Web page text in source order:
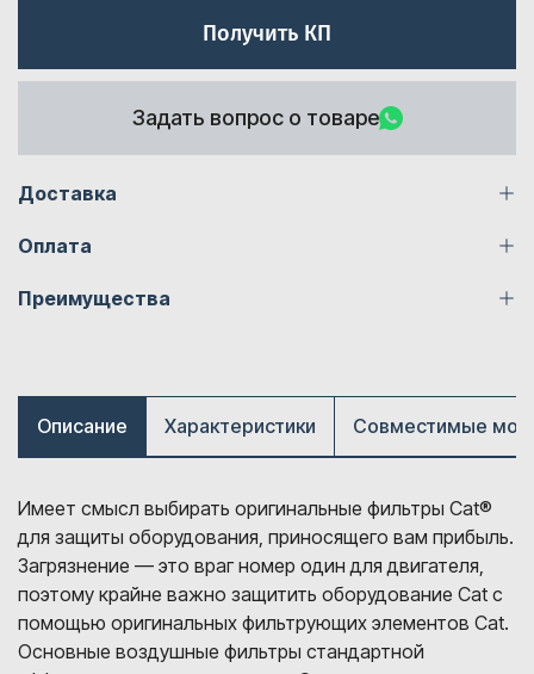
Получить КП
Задать вопрос о товаре
Доставка
Оплата
Преимущества
Описание Характеристики Совместимые
Имеет смысл выбирать оригинальные фильтры Cat®
для защиты оборудования, приносящего вам прибыль.
Загрязнение — это враг номер один для двигателя,
поэтому крайне важно защитить оборудование Cat с
помощью оригинальных фильтрующих элементов Cat.
Основные воздушные фильтры стандартной